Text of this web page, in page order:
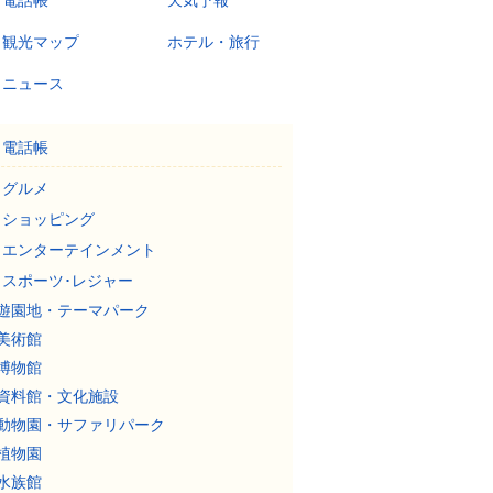
観光マップ ホテル・旅行
ニュース
電話帳
グルメ
ショッピング
エンターテインメント
スポーツ･レジャー
園地・テーマパーク
術館
物館
料館・文化施設
物園・サファリパーク
物園
族館